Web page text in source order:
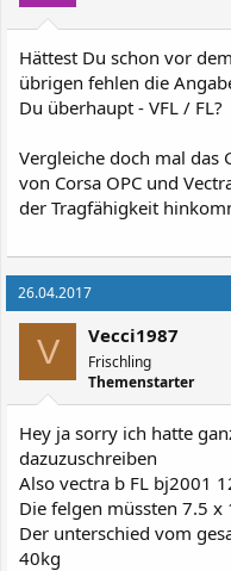
Hättest Du schon vor
übrigen fehlen die
Du überhaupt - VFL / FL?
Vergleiche doch mal das
von Corsa OPC und
der Tragfähigkeit
26.04.2017
V Vecci1987
Frischling
Themenstarter
Hey ja sorry ich hatte
dazuzuschreiben
Also vectra b FL bj2001
Die felgen müssten 7.5
Der unterschied vom
40kg